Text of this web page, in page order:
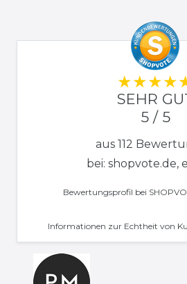
SEHR
5 / 5
aus 112
bei: shopvote.de,
Bewertungsprofil bei
Informationen zur Echtheit von